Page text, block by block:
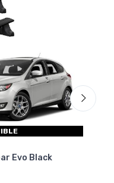
Evo Black